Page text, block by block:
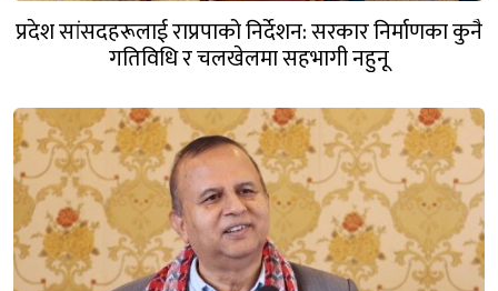
प्रदेश सांसदहरूलाई राप्रपाको निर्देशन: सरकार निर्माणका कुनै
गतिविधि र चलखेलमा सहभागी नहुनू